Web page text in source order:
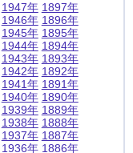
1947年
1946年
1945年
1944年
1943年
1942年
1941年
1940年
1939年
1938年
1937年
1936年
1897年
1896年
1895年
1894年
1893年
1892年
1891年
1890年
1889年
1888年
1887年
1886年